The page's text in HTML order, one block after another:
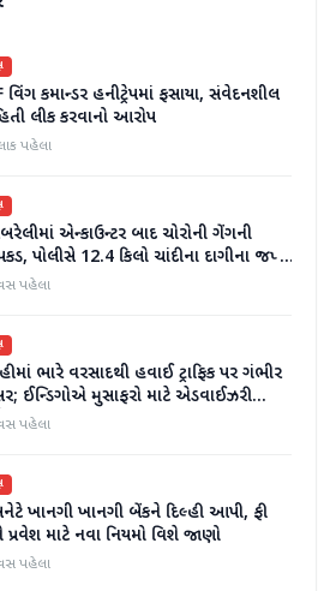
વિંગ કમાન્ડર હનીટ્રેપમાં ફસાયા, સંવેદનશીલ
લીક કરવાનો આરોપ
પહેલા
એન્કાઉન્ટર બાદ ચોરોની ગેંગની
પોલીસે 12.4 કિલો ચાંદીના દાગીના જપ્ત
પહેલા
ભારે વરસાદથી હવાઈ ટ્રાફિક પર ગંભીર
ઈન્ડિગોએ મુસાફરો માટે એડવાઈઝરી
કરી
પહેલા
ખાનગી ખાનગી બેંકને દિલ્હી આપી, ફી
માટે નવા નિયમો વિશે જાણો
પહેલા